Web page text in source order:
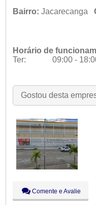
Bairro: Jacarecanga
Horário de
Ter:
09:00 -
Qua:
09:00 - 18:00
Qui:
09:00 - 18:00
Sáb:
Fechado
Dom:
Fechado
Gostou desta
Comente e Avalie